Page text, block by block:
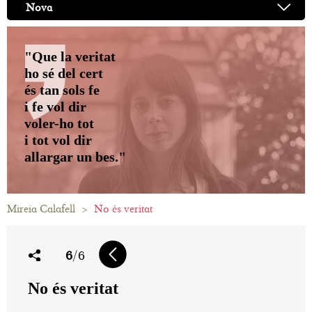
Nova
"Que la veritat
ho sé del cert
és tan sols fe
i fe vol dir
voler-ho tot
i tot vol dir
allargar un bes."
Mireia Calafell > No és veritat
6/6
No és veritat